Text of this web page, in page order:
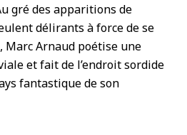
gré des apparitions de
délirants à force de se
Arnaud poétise une
et fait de l’endroit sordide
fantastique de son